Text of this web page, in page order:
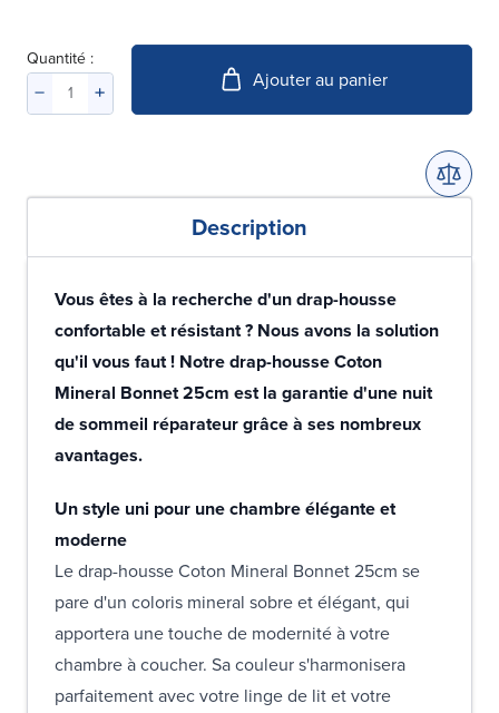
Quantité :
Ajouter au panier
Description
Vous êtes à la recherche d'un drap-housse
confortable et résistant ? Nous avons la solution
qu'il vous faut ! Notre drap-housse Coton
Mineral Bonnet 25cm est la garantie d'une nuit
de sommeil réparateur grâce à ses nombreux
avantages.
Un style uni pour une chambre élégante et
moderne
Le drap-housse Coton Mineral Bonnet 25cm se
pare d'un coloris mineral sobre et élégant, qui
apportera une touche de modernité à votre
chambre à coucher. Sa couleur s'harmonisera
parfaitement avec votre linge de lit et votre